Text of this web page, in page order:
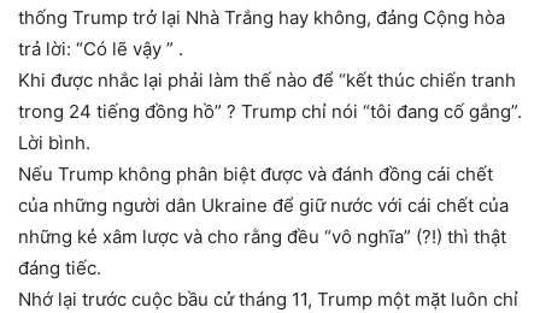
thống Trump trở lại Nhà Trắng hay không, đảng Cộng hòa
trả lời: “Có lẽ vậy ” .
Khi được nhắc lại phải làm thế nào để “kết thúc chiến tranh
trong 24 tiếng đồng hồ” ? Trump chỉ nói “tôi đang cố gắng”.
Lời bình.
Nếu Trump không phân biệt được và đánh đồng cái chết
của những người dân Ukraine để giữ nước với cái chết của
những kẻ xâm lược và cho rằng đều “vô nghĩa” (?!) thì thật
đáng tiếc.
Nhớ lại trước cuộc bầu cử tháng 11, Trump một mặt luôn chỉ